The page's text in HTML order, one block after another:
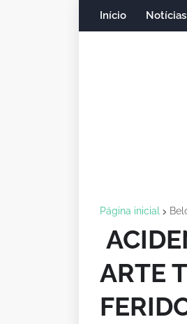
Início Notícias
Página inicial
ARTE